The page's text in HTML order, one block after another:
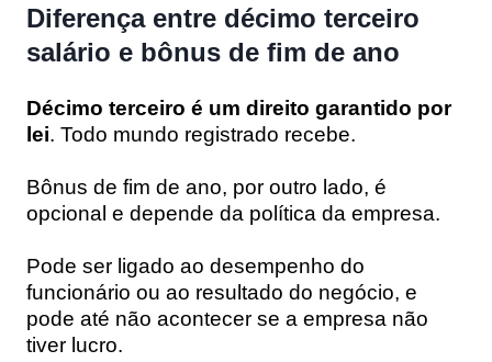
Diferença entre décimo terceiro
salário e bônus de fim de ano
Décimo terceiro é um direito garantido por
lei. Todo mundo registrado recebe.
Bônus de fim de ano, por outro lado, é
opcional e depende da política da empresa.
Pode ser ligado ao desempenho do
funcionário ou ao resultado do negócio, e
pode até não acontecer se a empresa não
tiver lucro.